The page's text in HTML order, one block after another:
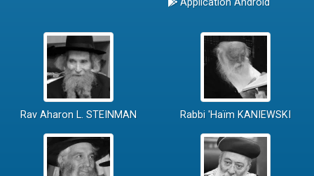
Rav Aharon L. STEINMAN Rabbi 'Haïm KANIEWSKI